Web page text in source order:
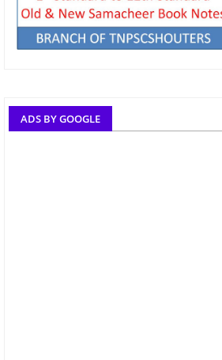
ADS BY GOOGLE